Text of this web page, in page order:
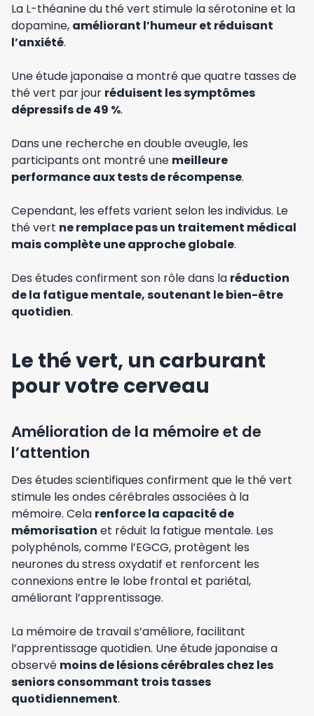
La L-théanine du thé vert stimule la sérotonine et la
dopamine, améliorant l’humeur et réduisant
l’anxiété.
Une étude japonaise a montré que quatre tasses de
thé vert par jour réduisent les symptômes
dépressifs de 49 %.
Dans une recherche en double aveugle, les
participants ont montré une meilleure
performance aux tests de récompense.
Cependant, les effets varient selon les individus. Le
thé vert ne remplace pas un traitement médical
mais complète une approche globale.
Des études confirment son rôle dans la réduction
de la fatigue mentale, soutenant le bien-être
quotidien.
Le thé vert, un carburant
pour votre cerveau
Amélioration de la mémoire et de
l’attention
Des études scientifiques confirment que le thé vert
stimule les ondes cérébrales associées à la
mémoire. Cela renforce la capacité de
mémorisation et réduit la fatigue mentale. Les
polyphénols, comme l’EGCG, protègent les
neurones du stress oxydatif et renforcent les
connexions entre le lobe frontal et pariétal,
améliorant l’apprentissage.
La mémoire de travail s’améliore, facilitant
l’apprentissage quotidien. Une étude japonaise a
observé moins de lésions cérébrales chez les
seniors consommant trois tasses
quotidiennement.